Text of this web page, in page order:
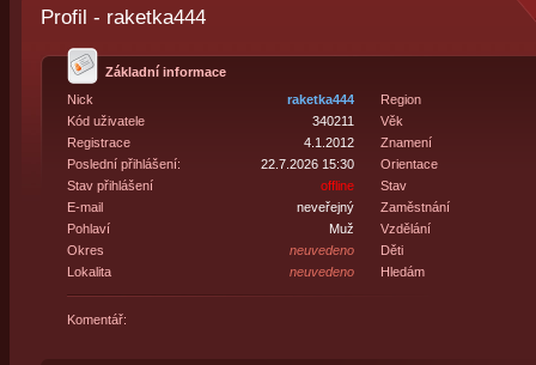
Profil - raketka444
Základní informace
Nick
raketka444
Kód uživatele
340211
Registrace
4.1.2012
Poslední přihlášení:
22.7.2026 15:30
Stav přihlášení
offline
E-mail
neveřejný
Pohlaví
Muž
Okres
neuvedeno
Lokalita
neuvedeno
Region
Věk
Znamení
Orientace
Stav
Zaměstnání
Vzdělání
Děti
Hledám
Komentář: